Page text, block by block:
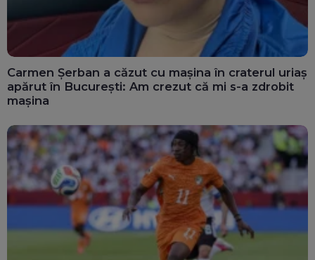
Carmen Șerban a căzut cu mașina în craterul uriaș
apărut în București: Am crezut că mi s-a zdrobit
mașina